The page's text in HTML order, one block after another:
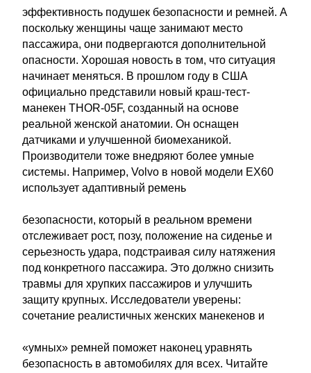
эффективность подушек безопасности и ремней. А
поскольку женщины чаще занимают место
пассажира, они подвергаются дополнительной
опасности. Хорошая новость в том, что ситуация
начинает меняться. В прошлом году в США
официально представили новый краш-тест-
манекен THOR-05F, созданный на основе
реальной женской анатомии. Он оснащен
датчиками и улучшенной биомеханикой.
Производители тоже внедряют более умные
системы. Например, Volvo в новой модели EX60
использует адаптивный ремень
безопасности, который в реальном времени
отслеживает рост, позу, положение на сиденье и
серьезность удара, подстраивая силу натяжения
под конкретного пассажира. Это должно снизить
травмы для хрупких пассажиров и улучшить
защиту крупных. Исследователи уверены:
сочетание реалистичных женских манекенов и
«умных» ремней поможет наконец уравнять
безопасность в автомобилях для всех. Читайте